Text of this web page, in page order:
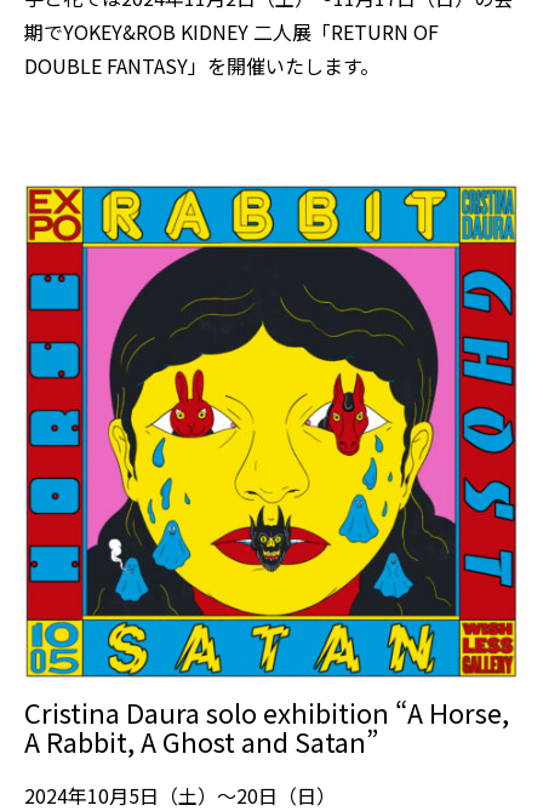
期でYOKEY&ROB KIDNEY 二人展「RETURN OF
DOUBLE FANTASY」を開催いたします。
Cristina Daura solo exhibition “A Horse,
A Rabbit, A Ghost and Satan”
2024年10月5日（土）～20日（日）